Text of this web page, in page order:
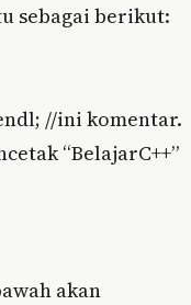
sebagai berikut:
//ini komentar.
“BelajarC++”
akan